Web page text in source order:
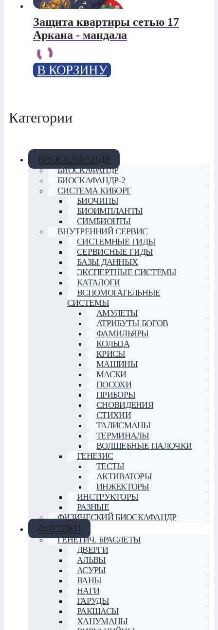
Защита квартиры сетью 17
Аркана - мандала
В КОРЗИНУ
Категории
БИОСКАФАНДР
БИОСКАФАНДР
БИОСКАФАНДР-2
СИСТЕМА КИБОРГ
БИОЧИПЫ
БИОИМПЛАНТЫ
СИМБИОНТЫ
ВНУТРЕННИЙ СЕРВИС
СИСТЕМНЫЕ ГИДЫ
СЕРВИСНЫЕ ГИДЫ
БАЗЫ ДАННЫХ
ЭКСПЕРТНЫЕ СИСТЕМЫ
КАТАЛОГИ
ВСПОМОГАТЕЛЬНЫЕ
СИСТЕМЫ
АМУЛЕТЫ
АТРИБУТЫ БОГОВ
ФАМИЛЬЯРЫ
КОЛЬЦА
КРИСЫ
МАШИНЫ
МАСКИ
ПОСОХИ
ПРИБОРЫ
СНОВИДЕНИЯ
СТИХИИ
ТАЛИСМАНЫ
ТЕРМИНАЛЫ
ВОЛШЕБНЫЕ ПАЛОЧКИ
ГЕНЕЗИС
ТЕСТЫ
АКТИВАТОРЫ
ИНЖЕКТОРЫ
ИНСТРУКТОРЫ
РАЗНЫЕ
ФИЗИЧЕСКИЙ БИОСКАФАНДР
ФЛЕШКИ
ГЕНЕТИЧ. БРАСЛЕТЫ
ДВЕРГИ
АЛЬВЫ
АСУРЫ
ВАНЫ
НАГИ
ГАРУДЫ
РАКШАСЫ
ХАНУМАНЫ